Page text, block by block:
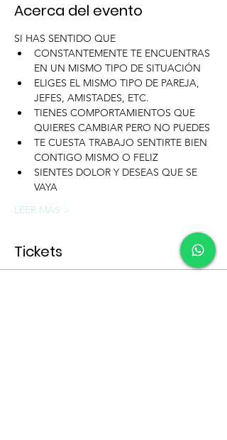
Acerca del evento
SI HAS SENTIDO QUE
CONSTANTEMENTE TE ENCUENTRAS
EN UN MISMO TIPO DE SITUACIÓN
ELIGES EL MISMO TIPO DE PAREJA,
JEFES, AMISTADES, ETC.
TIENES COMPORTAMIENTOS QUE
QUIERES CAMBIAR PERO NO PUEDES
TE CUESTA TRABAJO SENTIRTE BIEN
CONTIGO MISMO O FELIZ
SIENTES DOLOR Y DESEAS QUE SE
VAYA
LEER MÁS >
Tickets